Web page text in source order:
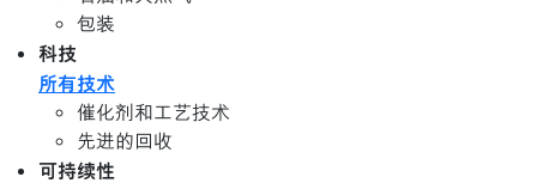
包装
科技
所有技术
催化剂和工艺技术
先进的回收
可持续性